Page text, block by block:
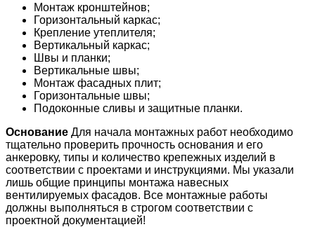
Монтаж кронштейнов;
Горизонтальный каркас;
Крепление утеплителя;
Вертикальный каркас;
Швы и планки;
Вертикальные швы;
Монтаж фасадных плит;
Горизонтальные швы;
Подоконные сливы и защитные планки.
Основание Для начала монтажных работ необходимо
тщательно проверить прочность основания и его
анкеровку, типы и количество крепежных изделий в
соответствии с проектами и инструкциями. Мы указали
лишь общие принципы монтажа навесных
вентилируемых фасадов. Все монтажные работы
должны выполняться в строгом соответствии с
проектной документацией!